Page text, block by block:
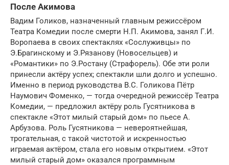
После Акимова
Вадим Голиков, назначенный главным режиссёром
Театра Комедии после смерти Н.П. Акимова, занял Г.И.
Воропаева в своих спектаклях «Сослуживцы» по
Э.Брагинскому и Э.Рязанову (Новосельцев) и
«Романтики» по Э.Ростану (Страфорель). Обе эти роли
принесли актёру успех; спектакли шли долго и успешно.
Именно в период руководства В.С. Голикова Пётр
Наумович Фоменко, — тогда очередной режиссёр Театра
Комедии, — предложил актёру роль Гусятникова в
спектакле «Этот милый старый дом» по пьесе А.
Арбузова. Роль Гусятникова — невероятнейшая,
трогательная, с такой чистотой и искренностью
играемая актёром, стала его новым открытием. «Этот
милый старый дом» оказался программным